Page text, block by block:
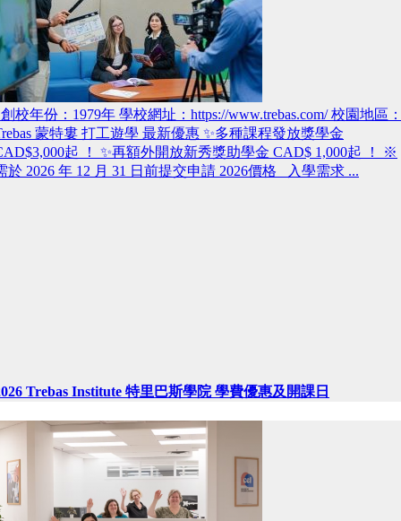
校年份：1979年 學校網址：https://www.trebas.com/ 校園地區
蒙特婁 打工遊學 最新優惠 ✨多種課程發放獎學金
起 ！ ✨再額外開放新秀獎助學金 CAD$ 1,000起 ！ ※
於 2026 年 12 月 31 日前提交申請 2026價格 入學需求 ...
Trebas Institute 特里巴斯學院 學費優惠及開課日